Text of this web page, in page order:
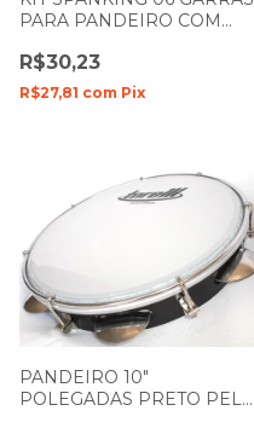
PARA PANDEIRO COM
AFINACAO
R$30,23
R$27,81 com Pix
PANDEIRO 10"
POLEGADAS PRETO PELE